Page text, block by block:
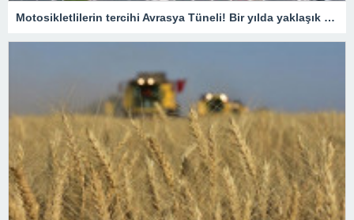
Motosikletlilerin tercihi Avrasya Tüneli! Bir yılda yaklaşık 385 bin motosiklet geçti